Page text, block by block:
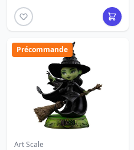
Précommande
Art Scale